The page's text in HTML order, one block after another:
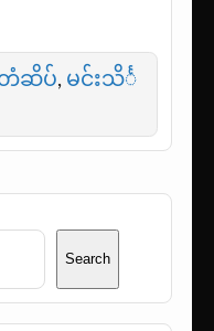
တံဆိပ်, မင်းသိင်္
Search